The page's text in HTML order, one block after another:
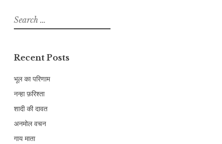
Search
for:
Recent Posts
भूल का परिणाम
नन्हा फ़रिश्ता
शादी की दावत
अनमोल वचन
गाय माता